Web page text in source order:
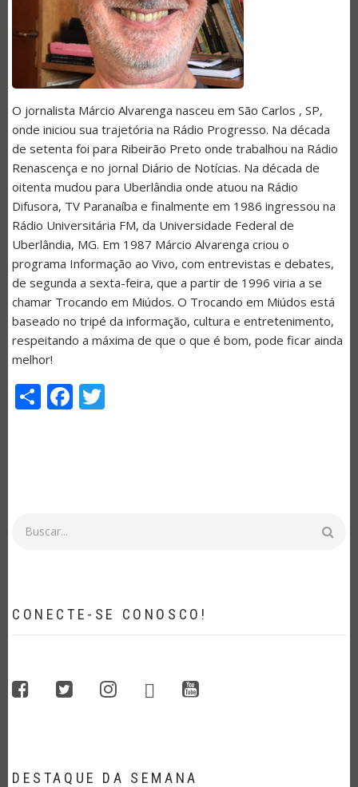
O jornalista Márcio Alvarenga nasceu em São Carlos , SP,
onde iniciou sua trajetória na Rádio Progresso. Na década
de setenta foi para Ribeirão Preto onde trabalhou na Rádio
Renascença e no jornal Diário de Notícias. Na década de
oitenta mudou para Uberlândia onde atuou na Rádio
Difusora, TV Paranaíba e finalmente em 1986 ingressou na
Rádio Universitária FM, da Universidade Federal de
Uberlândia, MG. Em 1987 Márcio Alvarenga criou o
programa Informação ao Vivo, com entrevistas e debates,
de segunda a sexta-feira, que a partir de 1996 viria a se
chamar Trocando em Miúdos. O Trocando em Miúdos está
baseado no tripé da informação, cultura e entretenimento,
respeitando a máxima de que o que é bom, pode ficar ainda
melhor!
ShareFacebook
CONECTE-SE CONOSCO!
facebooktwitterinstagramwhatsappyoutube
DESTAQUE DA SEMANA